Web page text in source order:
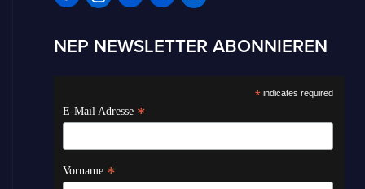
NEP NEWSLETTER ABONNIEREN
* indicates required
E-Mail Adresse *
Vorname *